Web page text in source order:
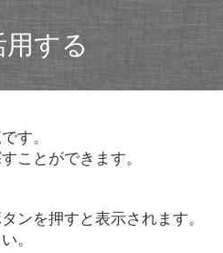
する
す。
ことができます。
ンを押すと表示されます。
。